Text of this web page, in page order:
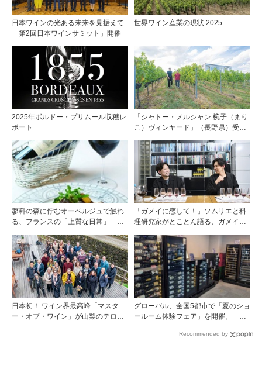
日本ワインの光ある未来を見据えて
「第2回日本ワインサミット」開催
世界ワイン産業の現状 2025
2025年ボルドー・プリムール収穫レ
ポート
「シャトー・メルシャン 椀子（まり
こ）ヴィンヤード」（長野県）受け
の魅力
蓼科の森に佇むオーベルジュで触れ
る、フランスの「上質な日常」――
「ガメイに恋して！」ソムリエと料
理研究家がとことん語る、ガメイの
日本初！ ワイン界最高峰「マスタ
ー・オブ・ワイン」が山梨のテロワ
グローバル、全国5都市で「夏のショ
ールーム体験フェア」を開催。 ワ
Recommended by